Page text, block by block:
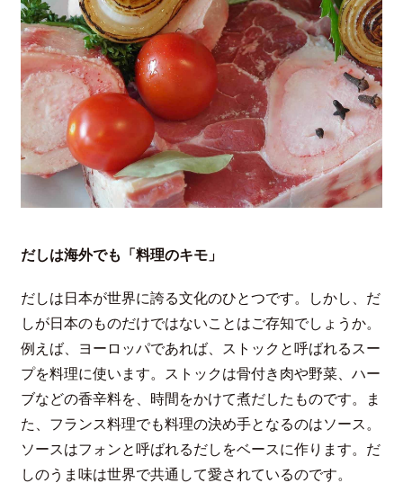
だしは海外でも「料理のキモ」
だしは日本が世界に誇る文化のひとつです。しかし、だ
しが日本のものだけではないことはご存知でしょうか。
例えば、ヨーロッパであれば、ストックと呼ばれるスー
プを料理に使います。ストックは骨付き肉や野菜、ハー
ブなどの香辛料を、時間をかけて煮だしたものです。ま
た、フランス料理でも料理の決め手となるのはソース。
ソースはフォンと呼ばれるだしをベースに作ります。だ
しのうま味は世界で共通して愛されているのです。